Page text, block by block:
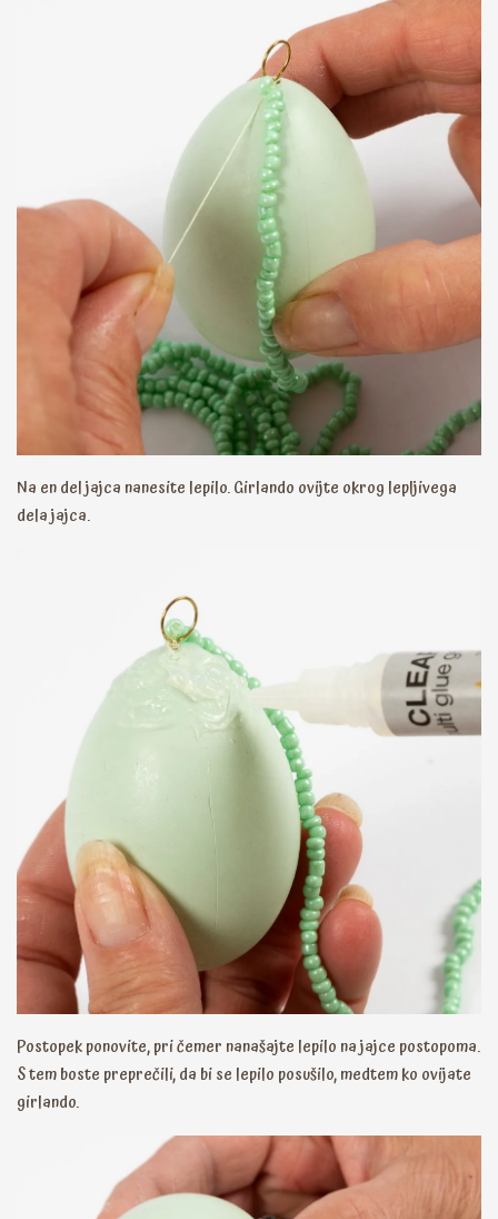
Na en del jajca nanesite lepilo. Girlando ovijte okrog lepljivega
dela jajca.
Postopek ponovite, pri čemer nanašajte lepilo na jajce postopoma.
S tem boste preprečili, da bi se lepilo posušilo, medtem ko ovijate
girlando.